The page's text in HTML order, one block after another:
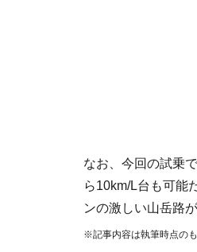
なお、今回の試乗
ら10km/L台も可能
ンの激しい山岳路
※記事内容は執筆時点の